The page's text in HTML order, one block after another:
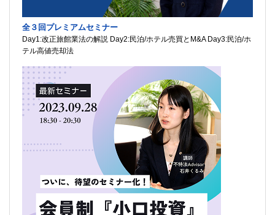
全３回プレミアムセミナー
Day1:改正旅館業法の解説 Day2:民泊/ホテル売買とM&A Day3:民泊/ホ
テル高値売却法